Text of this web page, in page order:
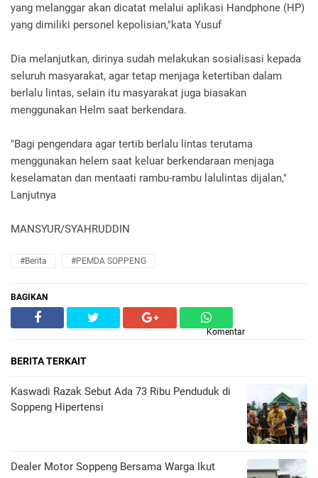
yang melanggar akan dicatat melalui aplikasi Handphone (HP)
yang dimiliki personel kepolisian,"kata Yusuf
Dia melanjutkan, dirinya sudah melakukan sosialisasi kepada
seluruh masyarakat, agar tetap menjaga ketertiban dalam
berlalu lintas, selain itu masyarakat juga biasakan
menggunakan Helm saat berkendara.
"Bagi pengendara agar tertib berlalu lintas terutama
menggunakan helem saat keluar berkendaraan menjaga
keselamatan dan mentaati rambu-rambu lalulintas dijalan,"
Lanjutnya
MANSYUR/SYAHRUDDIN
#Berita #PEMDA SOPPENG
BAGIKAN
Komentar
BERITA TERKAIT
Kaswadi Razak Sebut Ada 73 Ribu Penduduk di
Soppeng Hipertensi
Dealer Motor Soppeng Bersama Warga Ikut